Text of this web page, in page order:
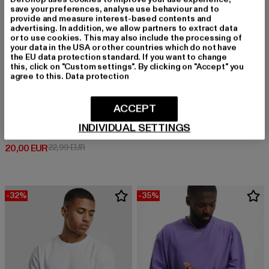
URBAN CLASSICS
20,00 EUR
Derzeitiger Preis: 20,00 EUR
22,99 EURAktionspreis: 22,99 EUR
BRANDIT
Urban Legend
32,79 EUR
Derzeitiger Preis: 32,79 EUR
39,99 EUR
-32% -35%
save your preferences, analyse use behaviour and to
provide and measure interest-based contents and
advertising. In addition, we allow partners to extract data
or to use cookies. This may also include the processing of
your data in the USA or other countries which do not have
the EU data protection standard. If you want to change
this, click on "Custom settings". By clicking on "Accept" you
agree to this. Data protection
INDIVIDUAL SETTINGS
ACCEPT